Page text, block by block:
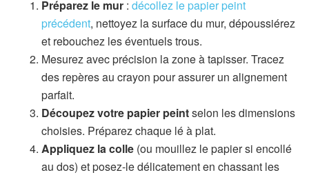
Préparez le mur : décollez le papier peint
précédent, nettoyez la surface du mur, dépoussiérez
et rebouchez les éventuels trous.
Mesurez avec précision la zone à tapisser. Tracez
des repères au crayon pour assurer un alignement
parfait.
Découpez votre papier peintselon les dimensions
choisies. Préparez chaque lé à plat.
Appliquez la colle (ou mouillez le papier si encollé
au dos) et posez-le délicatement en chassant les